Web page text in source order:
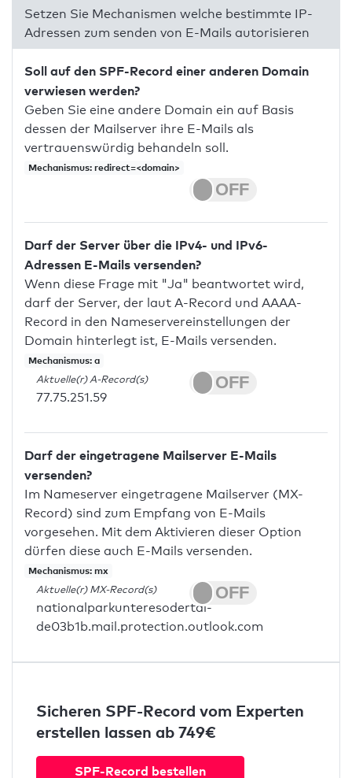
Setzen Sie Mechanismen welche bestimmte IP-
Adressen zum senden von E-Mails autorisieren
Soll auf den SPF-Record einer anderen Domain
verwiesen werden?
Geben Sie eine andere Domain ein auf Basis
dessen der Mailserver ihre E-Mails als
vertrauenswürdig behandeln soll.
Mechanismus: redirect=<domain>
Darf der Server über die IPv4- und IPv6-
Adressen E-Mails versenden?
Wenn diese Frage mit "Ja" beantwortet wird,
darf der Server, der laut A-Record und AAAA-
Record in den Nameservereinstellungen der
Domain hinterlegt ist, E-Mails versenden.
Mechanismus: a
Aktuelle(r) A-Record(s)
77.75.251.59
Darf der eingetragene Mailserver E-Mails
versenden?
Im Nameserver eingetragene Mailserver (MX-
Record) sind zum Empfang von E-Mails
vorgesehen. Mit dem Aktivieren dieser Option
dürfen diese auch E-Mails versenden.
Mechanismus: mx
Aktuelle(r) MX-Record(s)
nationalparkunteresodertal-
de03b1b.mail.protection.outlook.com
Sicheren SPF-Record vom Experten
erstellen lassen ab 749€
SPF-Record bestellen